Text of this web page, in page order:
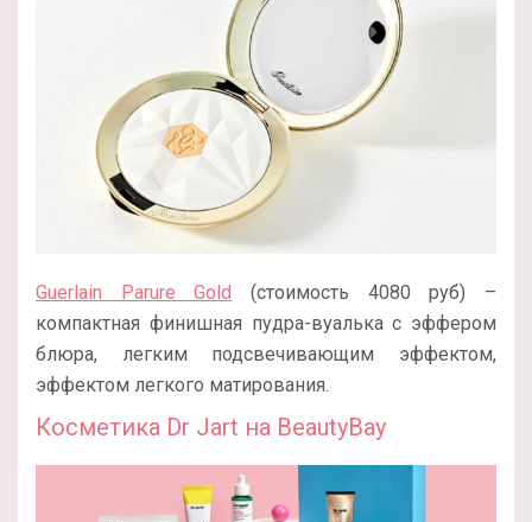
Guerlain Parure Gold (стоимость 4080 руб) –
компактная финишная пудра-вуалька с эффером
блюра, легким подсвечивающим эффектом,
эффектом легкого матирования.
Косметика Dr Jart на BeautyBay